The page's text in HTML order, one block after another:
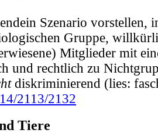
Szenario vorstellen,
Gruppe,
Mitglieder mit
und rechtlich zu
diskriminierend (lies:
2113/2132
Tiere